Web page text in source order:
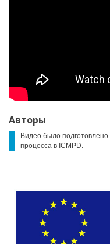
Авторы
Видео было
процесса в ICMPD.